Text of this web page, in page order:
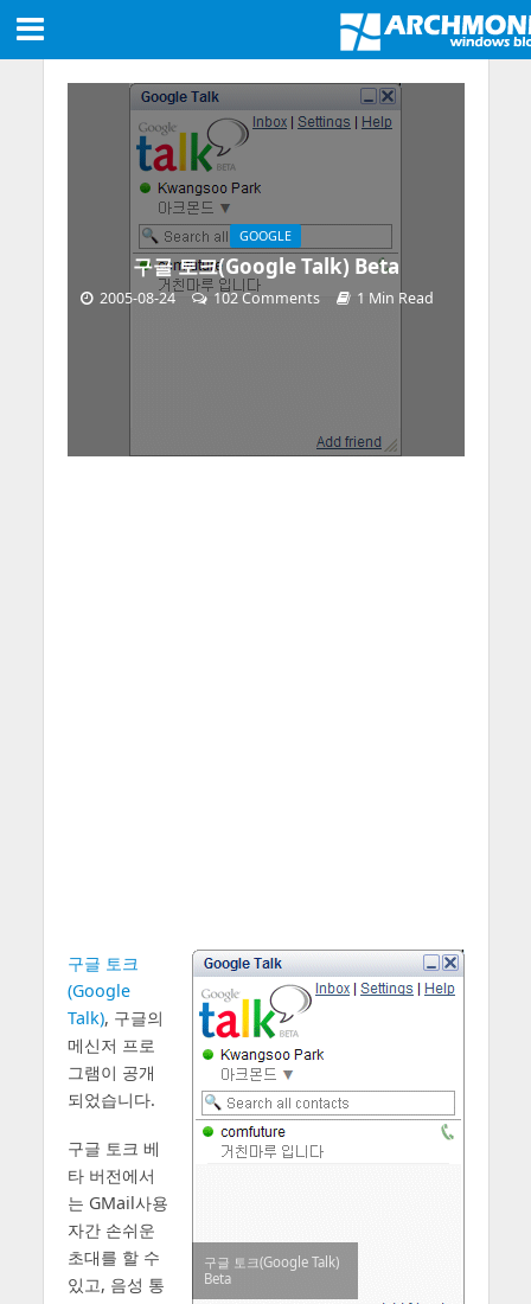
GOOGLE
구글 토크(Google Talk) Beta
2005-08-24 102 Comments 1 Min Read
구글 토크(Google Talk)
Beta
구글 토크
(Google
Talk), 구글의
메신저 프로
그램이 공개
되었습니다.
구글 토크 베
타 버전에서
는 GMail사용
자간 손쉬운
초대를 할 수
있고, 음성 통